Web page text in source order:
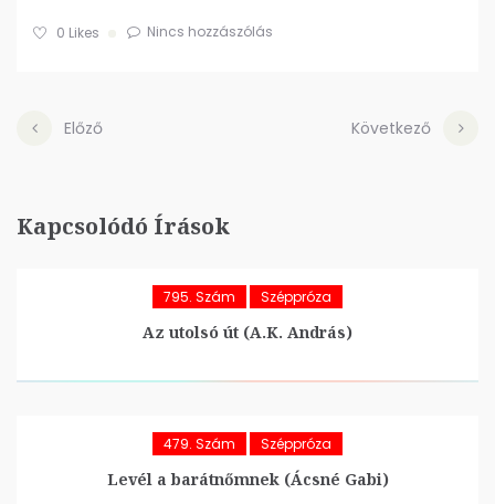
0 Likes Nincs hozzászólás
Előző Következő
Kapcsolódó Írások
795. Szám Széppróza
Az utolsó út (A.K. András)
479. Szám Széppróza
Levél a barátnőmnek (Ácsné Gabi)